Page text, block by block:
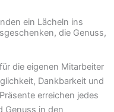
ein Lächeln ins
die Genuss,
die eigenen Mitarbeiter
Dankbarkeit und
erreichen jedes
Genuss in den